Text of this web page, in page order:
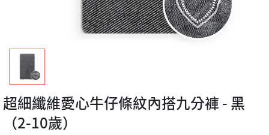
超細纖維愛心牛仔條紋內搭九分褲 - 黑
（2-10歲）